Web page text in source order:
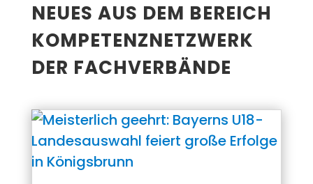
NEU­ES AUS DEM BEREICH
KOM­PE­TENZ­NETZ­WERK
DER FACHVERBÄNDE